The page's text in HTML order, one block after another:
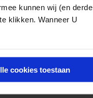
kunnen wij (en derde
klikken. Wanneer U
cookies toestaan
te wegen
omdat de
weigeren.